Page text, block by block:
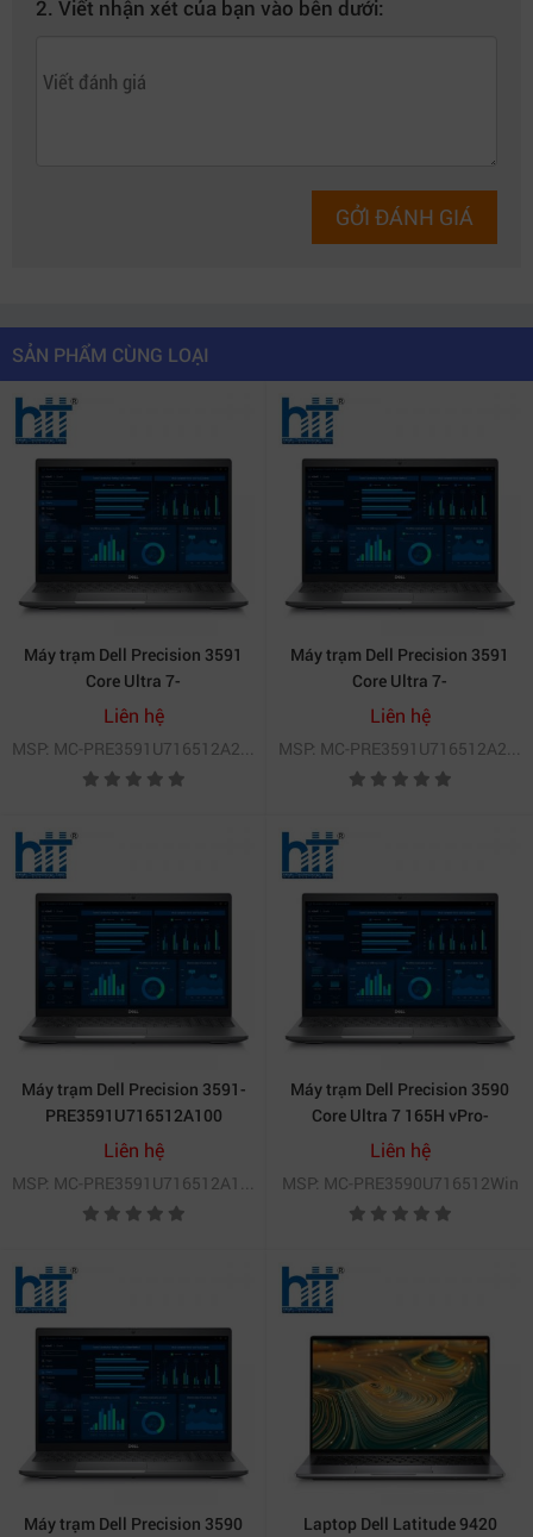
2. Viết nhận xét của bạn vào bên dưới:
GỞI ĐÁNH GIÁ
SẢN PHẨM CÙNG LOẠI
Máy trạm Dell Precision 3591
Core Ultra 7-
PRE3591U716512A2000
Liên hệ
MSP: MC-PRE3591U716512A2000
Máy trạm Dell Precision 3591
Core Ultra 7-
PRE3591U716512A2000
Liên hệ
MSP: MC-PRE3591U716512A2000
Máy trạm Dell Precision 3591-
PRE3591U716512A100
Liên hệ
MSP: MC-PRE3591U716512A100
Máy trạm Dell Precision 3590
Core Ultra 7 165H vPro-
PRE3590U716512Win
Liên hệ
MSP: MC-PRE3590U716512Win
Máy trạm Dell Precision 3590
Laptop Dell Latitude 9420